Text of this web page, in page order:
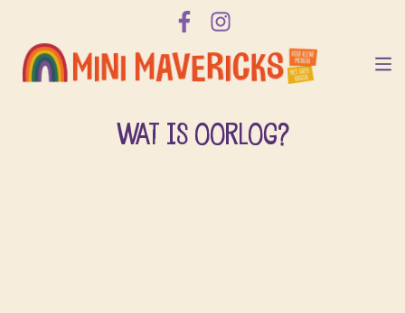
WAT IS OORLOG?